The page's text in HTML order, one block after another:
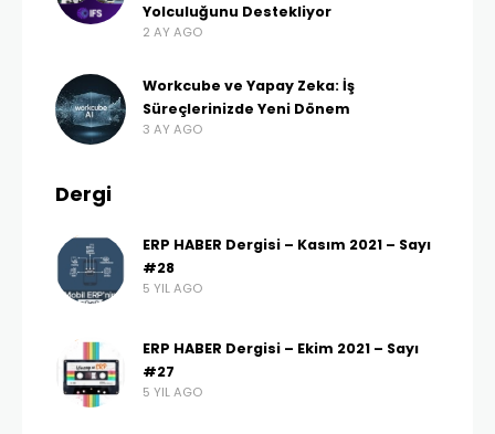
Yolculuğunu Destekliyor
2 AY AGO
Workcube ve Yapay Zeka: İş
Süreçlerinizde Yeni Dönem
3 AY AGO
Dergi
ERP HABER Dergisi – Kasım 2021 – Sayı
#28
5 YIL AGO
ERP HABER Dergisi – Ekim 2021 – Sayı
#27
5 YIL AGO